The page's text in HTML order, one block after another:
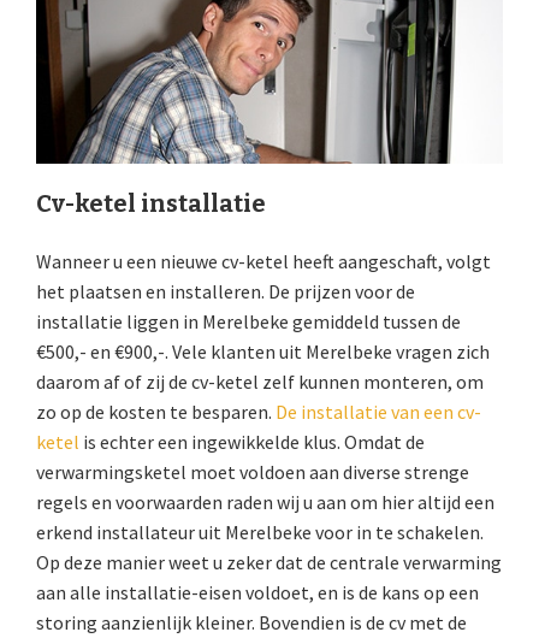
Cv-ketel installatie
Wanneer u een nieuwe cv-ketel heeft aangeschaft, volgt
het plaatsen en installeren. De prijzen voor de
installatie liggen in Merelbeke gemiddeld tussen de
€500,- en €900,-. Vele klanten uit Merelbeke vragen zich
daarom af of zij de cv-ketel zelf kunnen monteren, om
zo op de kosten te besparen. De installatie van een cv-
ketel is echter een ingewikkelde klus. Omdat de
verwarmingsketel moet voldoen aan diverse strenge
regels en voorwaarden raden wij u aan om hier altijd een
erkend installateur uit Merelbeke voor in te schakelen.
Op deze manier weet u zeker dat de centrale verwarming
aan alle installatie-eisen voldoet, en is de kans op een
storing aanzienlijk kleiner. Bovendien is de cv met de